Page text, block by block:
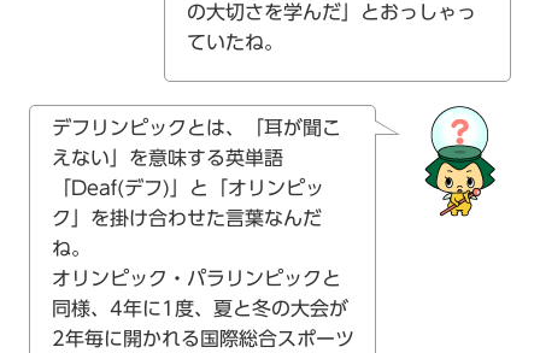
の大切さを学んだ」とおっしゃっ
ていたね。
デフリンピックとは、「耳が聞こ
えない」を意味する英単語
「Deaf(デフ)」と「オリンピッ
ク」を掛け合わせた言葉なんだ
ね。
オリンピック・パラリンピックと
同様、4年に1度、夏と冬の大会が
2年毎に開かれる国際総合スポーツ